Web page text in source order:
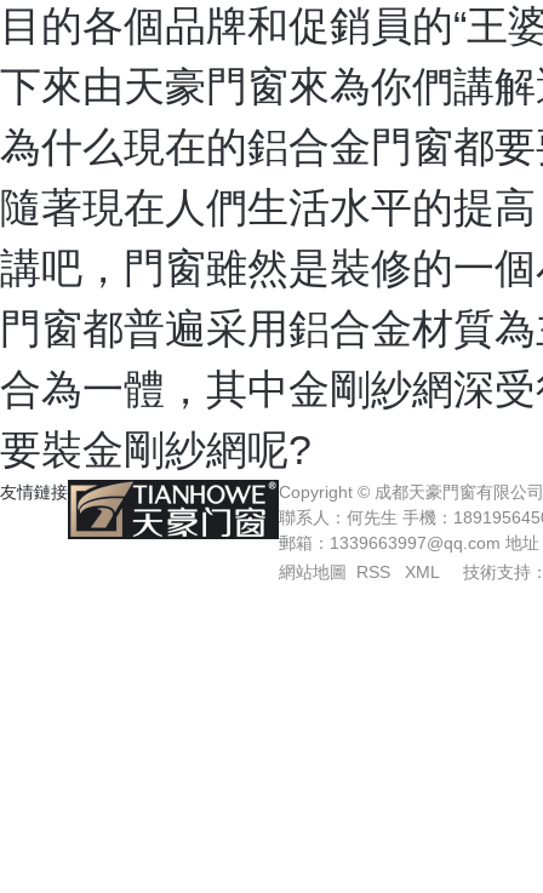
目的各個品牌和促銷員的“王
下來由天豪門窗來為你們講
為什么現在的鋁合金門窗都
隨著現在人們生活水平的提
講吧，門窗雖然是裝修的一
門窗都普遍采用鋁合金材質
合為一體，其中金剛紗網深
要裝金剛紗網呢?
友情鏈接
Copyright © 成都天豪門窗有限公
聯系人：何先生 手機：
郵箱：1339663997@qq.com 地
網站地圖
RSS XML 技術支持